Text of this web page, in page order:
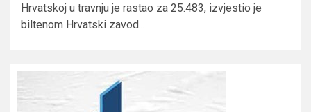
Hrvatskoj u travnju je rastao za 25.483, izvjestio je
biltenom Hrvatski zavod...